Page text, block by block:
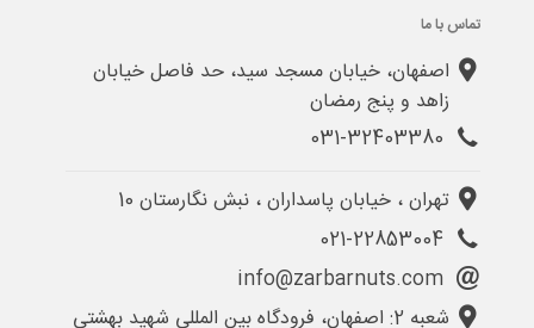
تماس با ما
اصفهان، خیابان مسجد سید، حد فاصل خیابان
زاهد و پنج رمضان
تهران ، خیابان پاسداران ، نبش نگارستان 10
شعبه 2: اصفهان، فرودگاه بین المللی شهید بهشتی